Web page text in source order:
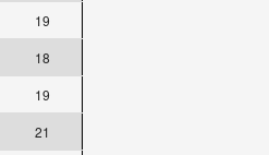
19
18
19
21